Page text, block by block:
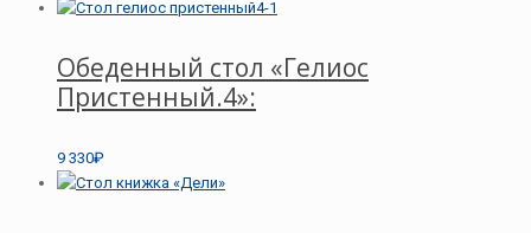
Обеденный стол «Гелиос
Пристенный.4»:
9 330₽